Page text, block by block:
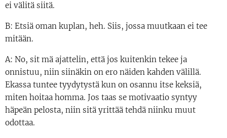
ei välitä siitä.
B: Etsiä oman kuplan, heh. Siis, jossa muutkaan ei tee
mitään.
A: No, sit mä ajattelin, että jos kuitenkin tekee ja
onnistuu, niin siinäkin on ero näiden kahden välillä.
Ekassa tuntee tyydytystä kun on osannu itse keksiä,
miten hoitaa homma. Jos taas se motivaatio syntyy
häpeän pelosta, niin sitä yrittää tehdä niinku muut
odottaa.